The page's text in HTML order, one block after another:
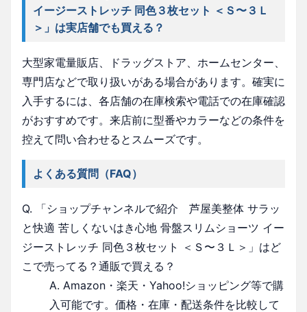
イージーストレッチ 同色３枚セット ＜Ｓ〜３Ｌ
＞」は実店舗でも買える？
大型家電量販店、ドラッグストア、ホームセンター、
専門店などで取り扱いがある場合があります。確実に
入手するには、各店舗の在庫検索や電話での在庫確認
がおすすめです。来店前に型番やカラーなどの条件を
控えて問い合わせるとスムーズです。
よくある質問（FAQ）
Q. 「ショップチャンネルで紹介 芦屋美整体 サラッ
と快適 苦しくないはき心地 骨盤スリムショーツ イー
ジーストレッチ 同色３枚セット ＜Ｓ〜３Ｌ＞」はど
こで売ってる？通販で買える？
A. Amazon・楽天・Yahoo!ショッピング等で購
入可能です。価格・在庫・配送条件を比較して